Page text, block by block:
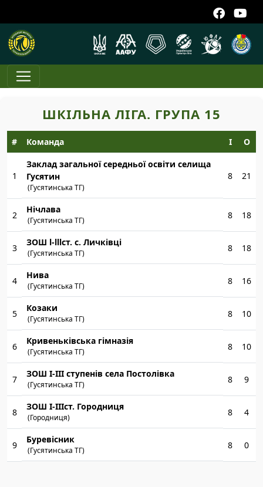
ШКІЛЬНА ЛІГА. ГРУПА 15
# Команда І О
1
Заклад загальної середньої освіти селища
Гусятин
(Гусятинська ТГ)
8 21
2
Нічлава
(Гусятинська ТГ) 8 18
3
ЗОШ l-lllст. с. Личківці
(Гусятинська ТГ) 8 18
4
Нива
(Гусятинська ТГ) 8 16
5
Козаки
(Гусятинська ТГ) 8 10
6
Кривеньківська гімназія
(Гусятинська ТГ) 8 10
7
ЗОШ І-ІІІ ступенів села Постолівка
(Гусятинська ТГ) 8 9
8
ЗОШ І-ІІІст. Городниця
(Городниця) 8 4
9
Буревісник
(Гусятинська ТГ) 8 0